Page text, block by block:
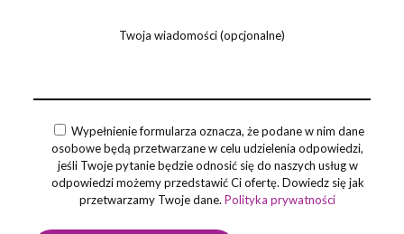
Twoja wiadomości (opcjonalne)
Wypełnienie formularza oznacza, że podane w nim dane
osobowe będą przetwarzane w celu udzielenia odpowiedzi,
jeśli Twoje pytanie będzie odnosić się do naszych usług w
odpowiedzi możemy przedstawić Ci ofertę. Dowiedz się jak
przetwarzamy Twoje dane.Polityka prywatności